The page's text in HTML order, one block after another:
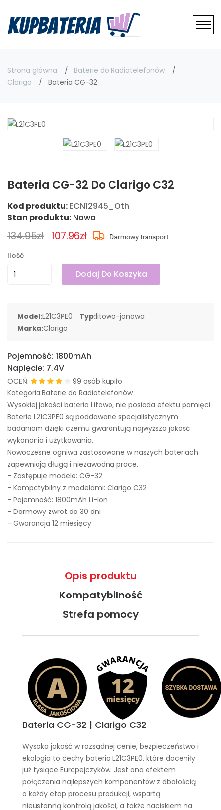
Strona główna
Baterie do Radiotelefonów
Clarigo
Bateria CG-32
Bateria CG-32 Do Clarigo C32
Kod produktu: ECN12945_Oth
Stan produktu: Nowa
134.95zł 107.96zł
Ilość
Dodaj Do Koszyka
Model:L21C3PE0 Typ:litowo-jonowa
Marka:Clarigo
Pojemność: 1800mAh
Napięcie: 7.4V
OCEŃ:
99 osób kupiło
Kategoria:Baterie do Radiotelefonów
Wysokiej jakości bateria Litowo, nie posiada efektu pamięci.
Baterie L21C3PE0 są poddawane specjalistycznym
badaniom dzięki czemu gwarantują najwyższa jakość
wykonania i użytkowania.
Nowoczesne ogniwa zastosowane w naszych bateriach
zapewniają długą i niezawodną prace.
- Zastępuje modele: CG-32
- Kompatybilny z modelami: Clarigo C32
- Pojemność: 1800mAh Li-Ion
- Darmowy zwrot do 30 dni
- Gwarancja 12 miesięcy
Opis produktu
Kompatybilność
Strefa pomocy
Bateria CG-32 | Clarigo C32
Wysoka jakość w rozsądnej cenie, bezpieczeństwo i
ekologia to cechy bateria L21C3PE0, które doceniły
już tysiące Europejczyków. Jest ona efektem
połączenia najlepszych komponentów z dbałością
o każdy etap procesu produkcji, wspartą
nieustanną kontrolą jakości, a także naciskiem na